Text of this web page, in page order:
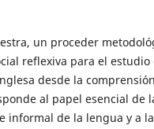
un proceder
reflexiva para el estudio
desde la
al papel esencial de
informal de la lengua y a